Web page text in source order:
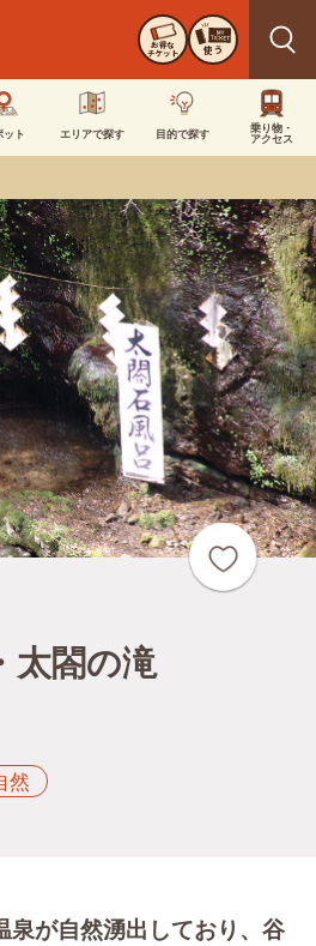
お得な
チケット 使う
ット エリアで探す 目的で探す
乗り物・
アクセス
太閤の滝
然
泉が自然湧出しており、谷